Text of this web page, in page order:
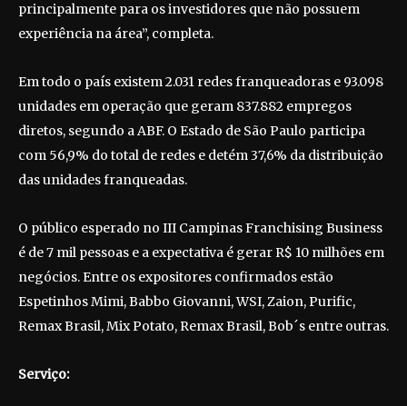
principalmente para os investidores que não possuem
experiência na área”, completa.
Em todo o país existem 2.031 redes franqueadoras e 93.098
unidades em operação que geram 837.882 empregos
diretos, segundo a ABF. O Estado de São Paulo participa
com 56,9% do total de redes e detém 37,6% da distribuição
das unidades franqueadas.
O público esperado no III Campinas Franchising Business
é de 7 mil pessoas e a expectativa é gerar R$ 10 milhões em
negócios. Entre os expositores confirmados estão
Espetinhos Mimi, Babbo Giovanni, WSI, Zaion, Purific,
Remax Brasil, Mix Potato, Remax Brasil, Bob´s entre outras.
Serviço: